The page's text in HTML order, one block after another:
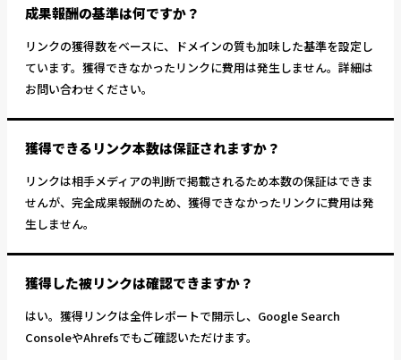
成果報酬の基準は何ですか？
リンクの獲得数をベースに、ドメインの質も加味した基準を設定し
ています。獲得できなかったリンクに費用は発生しません。詳細は
お問い合わせください。
獲得できるリンク本数は保証されますか？
リンクは相手メディアの判断で掲載されるため本数の保証はできま
せんが、完全成果報酬のため、獲得できなかったリンクに費用は発
生しません。
獲得した被リンクは確認できますか？
はい。獲得リンクは全件レポートで開示し、Google Search
ConsoleやAhrefsでもご確認いただけます。